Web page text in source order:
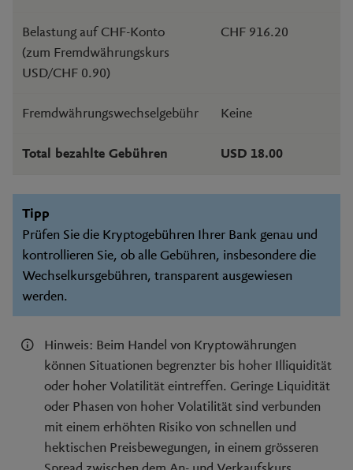
Belastung auf CHF-Konto
(zum Fremdwährungskurs
USD/CHF 0.90)
CHF 916.20
Fremdwährungswechselgebühr Keine
Total bezahlte Gebühren USD 18.00
Tipp
Prüfen Sie die Kryptogebühren Ihrer Bank genau und
kontrollieren Sie, ob alle Gebühren, insbesondere die
Wechselkursgebühren, transparent ausgewiesen
werden.
Hinweis: Beim Handel von Kryptowährungen
können Situationen begrenzter bis hoher Illiquidität
oder hoher Volatilität eintreffen. Geringe Liquidität
oder Phasen von hoher Volatilität sind verbunden
mit einem erhöhten Risiko von schnellen und
hektischen Preisbewegungen, in einem grösseren